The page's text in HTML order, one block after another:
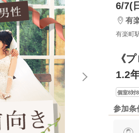
6/7(
有
有楽町
《
1.2
個室8対8
参加条